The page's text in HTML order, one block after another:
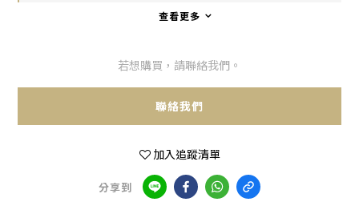
查看更多
若想購買，請聯絡我們。
聯絡我們
加入追蹤清單
分享到